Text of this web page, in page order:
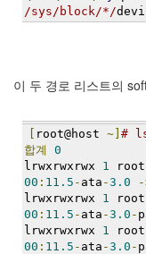
/sys/block/*/
이 두 경로 리스트의
root@host ~] #
합계
0
lrwxrwxrwx 1
00 : 11.5 - ata -3.0
lrwxrwxrwx 1
00 : 11.5 - ata -3.0 -
lrwxrwxrwx 1
00 : 11.5 - ata -3.0 -
안
리
눅
스
AnNyung
Firefox
Mozilla